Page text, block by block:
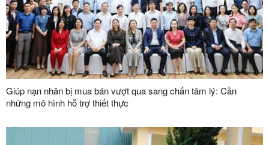
Giúp nạn nhân bị mua bán vượt qua sang chấn tâm lý: Cần
những mô hình hỗ trợ thiết thực